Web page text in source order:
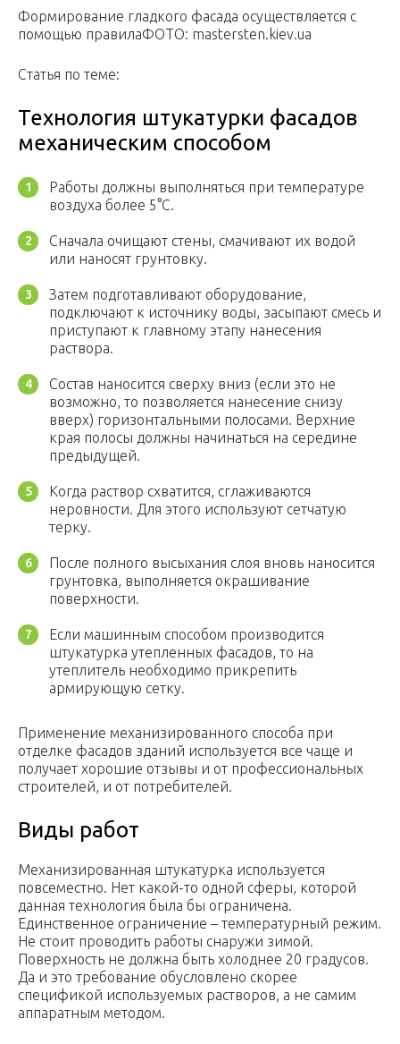
Формирование гладкого фасада осуществляется с
помощью правилаФОТО: mastersten.kiev.ua
Статья по теме:
Технология штукатурки фасадов
механическим способом
Работы должны выполняться при температуре
воздуха более 5°С.
Сначала очищают стены, смачивают их водой
или наносят грунтовку.
Затем подготавливают оборудование,
подключают к источнику воды, засыпают смесь и
приступают к главному этапу нанесения
раствора.
Состав наносится сверху вниз (если это не
возможно, то позволяется нанесение снизу
вверх) горизонтальными полосами. Верхние
края полосы должны начинаться на середине
предыдущей.
Когда раствор схватится, сглаживаются
неровности. Для этого используют сетчатую
терку.
После полного высыхания слоя вновь наносится
грунтовка, выполняется окрашивание
поверхности.
Если машинным способом производится
штукатурка утепленных фасадов, то на
утеплитель необходимо прикрепить
армирующую сетку.
Применение механизированного способа при
отделке фасадов зданий используется все чаще и
получает хорошие отзывы и от профессиональных
строителей, и от потребителей.
Виды работ
Механизированная штукатурка используется
повсеместно. Нет какой-то одной сферы, которой
данная технология была бы ограничена.
Единственное ограничение – температурный режим.
Не стоит проводить работы снаружи зимой.
Поверхность не должна быть холоднее 20 градусов.
Да и это требование обусловлено скорее
спецификой используемых растворов, а не самим
аппаратным методом.